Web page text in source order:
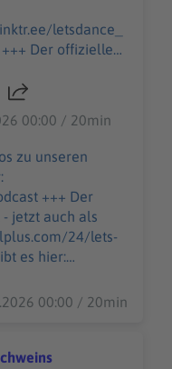
letsdance_
Vodcast auf RTL+.
den
es hier:
video-
lets-dance-der-
video-podcast-
Kraus erzählt
ihrem langen,
Dance. Dabei
00:00 / 20min
zu unseren
Der
jetzt auch als
lets-dance-
sie auch von
00:00 / 20min